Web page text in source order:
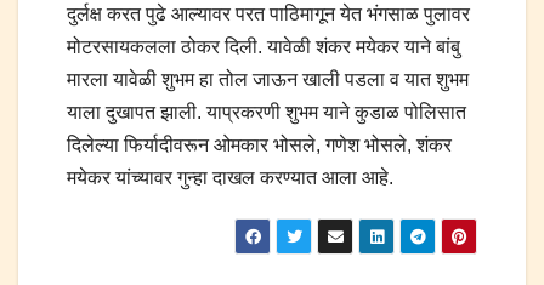
दुर्लक्ष करत पुढे आल्यावर परत पाठिमागून येत भंगसाळ पुलावर
मोटरसायकलला ठोकर दिली. यावेळी शंकर मयेकर याने बांबु
मारला यावेळी शुभम हा तोल जाऊन खाली पडला व यात शुभम
याला दुखापत झाली. याप्रकरणी शुभम याने कुडाळ पोलिसात
दिलेल्या फिर्यादीवरून ओमकार भोसले, गणेश भोसले, शंकर
मयेकर यांच्यावर गुन्हा दाखल करण्यात आला आहे.